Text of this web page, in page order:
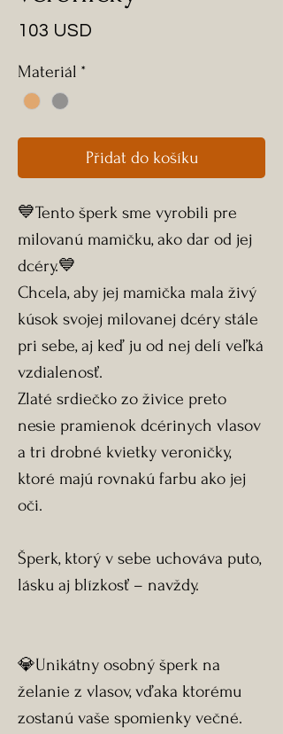
103 USD
Materiál *
Přidat do košíku
💙Tento šperk sme vyrobili pre
milovanú mamičku, ako dar od jej
dcéry.💙
Chcela, aby jej mamička mala živý
kúsok svojej milovanej dcéry stále
pri sebe, aj keď ju od nej delí veľká
vzdialenosť.
Zlaté srdiečko zo živice preto
nesie pramienok dcérinych vlasov
a tri drobné kvietky veroničky,
ktoré majú rovnakú farbu ako jej
oči.
Šperk, ktorý v sebe uchováva puto,
lásku aj blízkosť – navždy.
💎Unikátny osobný šperk na
želanie z vlasov, vďaka ktorému
zostanú vaše spomienky večné.